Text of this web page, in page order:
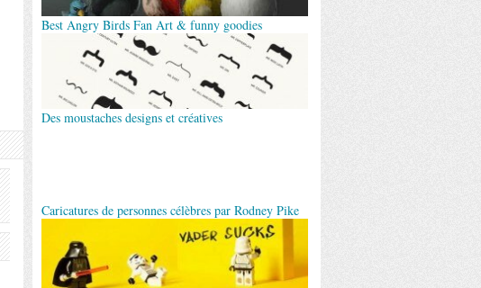
Best Angry Birds Fan Art & funny goodies
Des moustaches designs et créatives
Caricatures de personnes célèbres par Rodney Pike